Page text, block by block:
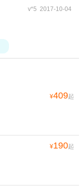
v*5 2017-10-04
¥409起
¥190起